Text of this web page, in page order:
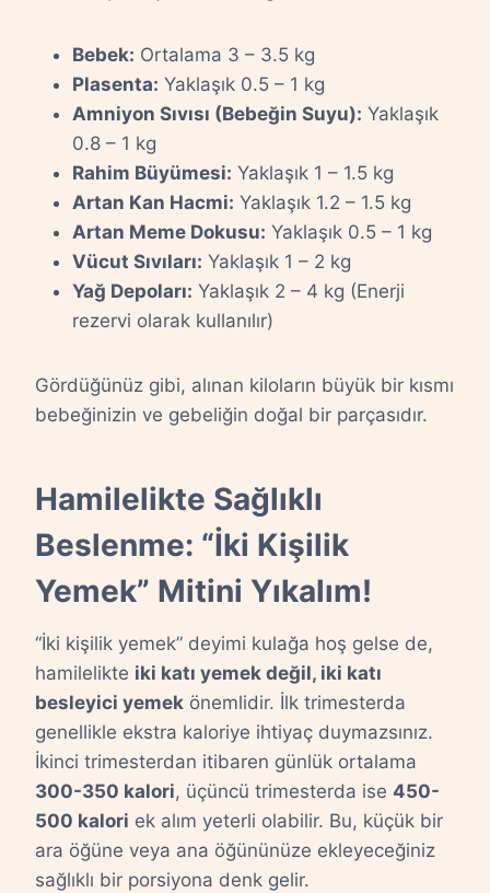
Bebek: Ortalama 3 – 3.5 kg
Plasenta: Yaklaşık 0.5 – 1 kg
Amniyon Sıvısı (Bebeğin Suyu): Yaklaşık
0.8 – 1 kg
Rahim Büyümesi: Yaklaşık 1 – 1.5 kg
Artan Kan Hacmi: Yaklaşık 1.2 – 1.5 kg
Artan Meme Dokusu: Yaklaşık 0.5 – 1 kg
Vücut Sıvıları: Yaklaşık 1 – 2 kg
Yağ Depoları: Yaklaşık 2 – 4 kg (Enerji
rezervi olarak kullanılır)
Gördüğünüz gibi, alınan kiloların büyük bir kısmı
bebeğinizin ve gebeliğin doğal bir parçasıdır.
Hamilelikte Sağlıklı
Beslenme: “İki Kişilik
Yemek” Mitini Yıkalım!
“İki kişilik yemek” deyimi kulağa hoş gelse de,
hamilelikte iki katı yemek değil, iki katı
besleyici yemek önemlidir. İlk trimesterda
genellikle ekstra kaloriye ihtiyaç duymazsınız.
İkinci trimesterdan itibaren günlük ortalama
300-350 kalori, üçüncü trimesterda ise 450-
500 kalori ek alım yeterli olabilir. Bu, küçük bir
ara öğüne veya ana öğününüze ekleyeceğiniz
sağlıklı bir porsiyona denk gelir.